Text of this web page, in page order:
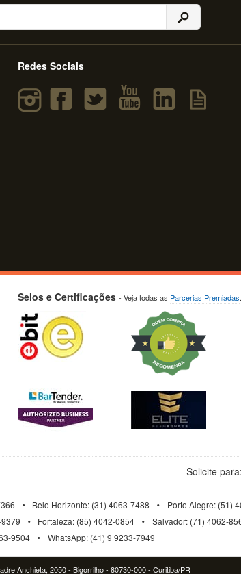
Redes Sociais
Selos e Certificações - Veja todas as Parcerias Premiadas.
Solicite para:
Belo Horizonte: (31) 4063-7488
Porto Alegre: (51)
Fortaleza: (85) 4042-0854
Salvador: (71) 4062-
9504 WhatsApp: (41) 9 9233-7949
Anchieta, 2050 - Bigorrilho - 80730-000 - Curitiba/PR